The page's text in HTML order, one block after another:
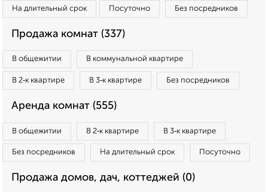
На длительный срок Посуточно Без посредников
Продажа комнат (337)
В общежитии В коммунальной квартире
В 2‑к квартире В 3‑к квартире Без посредников
Аренда комнат (555)
В общежитии В 2‑к квартире В 3‑к квартире
Без посредников На длительный срок Посуточно
Продажа домов, дач, коттеджей (0)